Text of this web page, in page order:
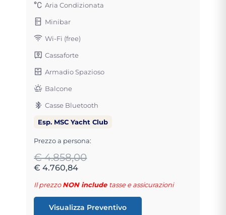
Aria Condizionata
Minibar
Wi-Fi (free)
Cassaforte
Armadio Spazioso
Balcone
Casse Bluetooth
Esp. MSC Yacht Club
Prezzo a persona:
€ 4.858,00
€ 4.760,84
Il prezzoNON include tasse e assicurazioni
Visualizza Preventivo